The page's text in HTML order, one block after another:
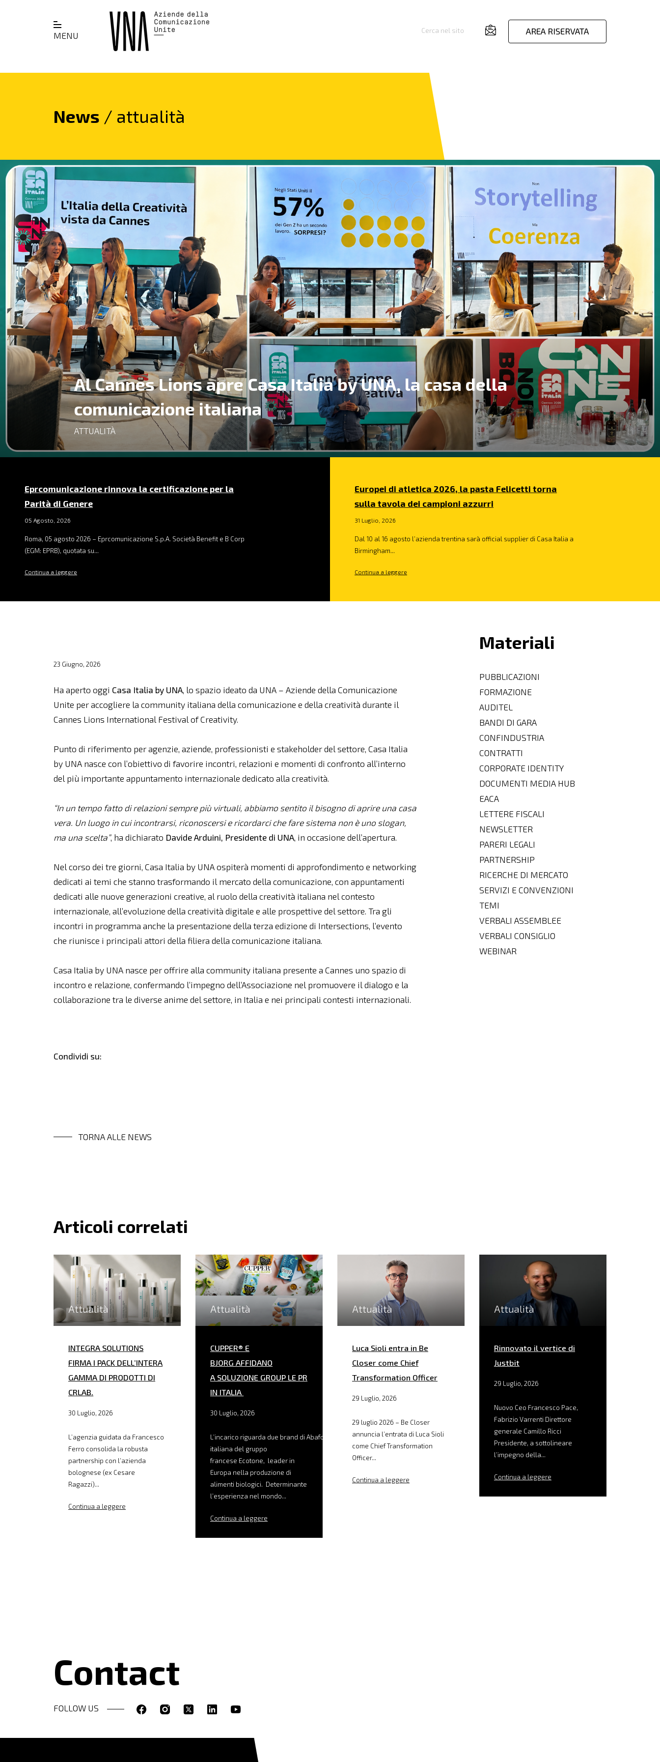
MENU
Cerca nel sito AREA RISERVATA
News / attualità
Al Cannes Lions apre Casa Italia by UNA, la casa della
comunicazione italiana
ATTUALITÀ
Eprcomunicazione rinnova la certificazione per la
Parità di Genere
05 Agosto, 2026
Roma, 05 agosto 2026 – Eprcomunicazione S.p.A. Società Benefit e B Corp
(EGM: EPRB), quotata su...
Continua a leggere
Europei di atletica 2026, la pasta Felicetti torna
sulla tavola dei campioni azzurri
31 Luglio, 2026
Dal 10 al 16 agosto l’azienda trentina sarà official supplier di Casa Italia a
Birmingham...
Continua a leggere
23 Giugno, 2026
Ha aperto oggi Casa Italia by UNA, lo spazio ideato da UNA – Aziende della Comunicazione
Unite per accogliere la community italiana della comunicazione e della creatività durante il
Cannes Lions International Festival of Creativity.
Punto di riferimento per agenzie, aziende, professionisti e stakeholder del settore, Casa Italia
by UNA nasce con l’obiettivo di favorire incontri, relazioni e momenti di confronto all’interno
del più importante appuntamento internazionale dedicato alla creatività.
“In un tempo fatto di relazioni sempre più virtuali, abbiamo sentito il bisogno di aprire una casa
vera. Un luogo in cui incontrarsi, riconoscersi e ricordarci che fare sistema non è uno slogan,
ma una scelta”, ha dichiarato Davide Arduini, Presidente di UNA, in occasione dell’apertura.
Nel corso dei tre giorni, Casa Italia by UNA ospiterà momenti di approfondimento e networking
dedicati ai temi che stanno trasformando il mercato della comunicazione, con appuntamenti
dedicati alle nuove generazioni creative, al ruolo della creatività italiana nel contesto
internazionale, all’evoluzione della creatività digitale e alle prospettive del settore. Tra gli
incontri in programma anche la presentazione della terza edizione di Intersections, l’evento
che riunisce i principali attori della filiera della comunicazione italiana.
Casa Italia by UNA nasce per offrire alla community italiana presente a Cannes uno spazio di
incontro e relazione, confermando l’impegno dell’Associazione nel promuovere il dialogo e la
collaborazione tra le diverse anime del settore, in Italia e nei principali contesti internazionali.
Condividi su:
TORNA ALLE NEWS
Materiali
PUBBLICAZIONI
FORMAZIONE
AUDITEL
BANDI DI GARA
CONFINDUSTRIA
CONTRATTI
CORPORATE IDENTITY
DOCUMENTI MEDIA HUB
EACA
LETTERE FISCALI
NEWSLETTER
PARERI LEGALI
PARTNERSHIP
RICERCHE DI MERCATO
SERVIZI E CONVENZIONI
TEMI
VERBALI ASSEMBLEE
VERBALI CONSIGLIO
WEBINAR
Articoli correlati
Attualità
INTEGRA SOLUTIONS
FIRMA I PACK DELL’INTERA
GAMMA DI PRODOTTI DI
CRLAB.
30 Luglio, 2026
L’agenzia guidata da Francesco
Ferro consolida la robusta
partnership con l’azienda
bolognese (ex Cesare
Ragazzi)...
Continua a leggere
Attualità
CUPPER® E
BJORG AFFIDANO
A SOLUZIONE GROUP LE PR
IN ITALIA
30 Luglio, 2026
L’incarico riguarda due brand di Abafoods, filiale
italiana del gruppo
francese Ecotone, leader in
Europa nella produzione di
alimenti biologici. Determinante
l’esperienza nel mondo...
Continua a leggere
Attualità
Luca Sioli entra in Be
Closer come Chief
Transformation Officer
29 Luglio, 2026
29 luglio 2026 – Be Closer
annuncia l’entrata di Luca Sioli
come Chief Transformation
Officer...
Continua a leggere
Attualità
Rinnovato il vertice di
Justbit
29 Luglio, 2026
Nuovo Ceo Francesco Pace,
Fabrizio Varrenti Direttore
generale Camillo Ricci
Presidente, a sottolineare
l’impegno della...
Continua a leggere
Contact
FOLLOW US